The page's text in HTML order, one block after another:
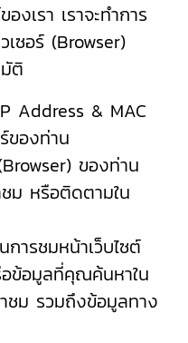
งเรา เราจะทำการ
ซอร์ (Browser)
ติ
Address & MAC
ของท่าน
ของท่าน
ม หรือติดตามใน
ารชมหน้าเว็บไซต์
ข้อมูลที่คุณค้นหาใน
าชม รวมถึงข้อมูลทาง